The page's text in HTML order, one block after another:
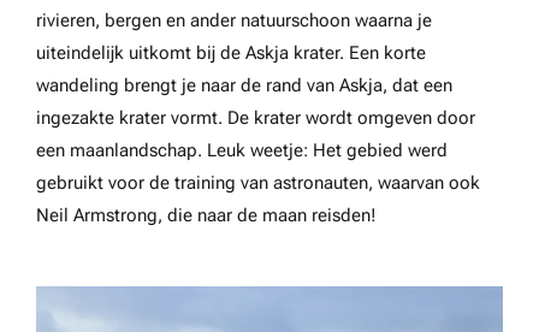
rivieren, bergen en ander natuurschoon waarna je
uiteindelijk uitkomt bij de Askja krater. Een korte
wandeling brengt je naar de rand van Askja, dat een
ingezakte krater vormt. De krater wordt omgeven door
een maanlandschap. Leuk weetje: Het gebied werd
gebruikt voor de training van astronauten, waarvan ook
Neil Armstrong, die naar de maan reisden!